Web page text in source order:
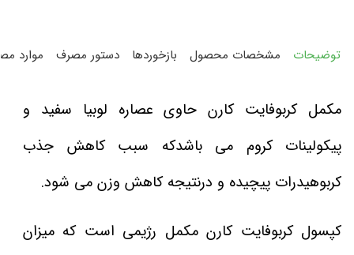
توضیحات مشخصات محصول بازخوردها دستور مصرف موارد
مکمل کربوفایت کارن حاوی عصاره لوبیا سفید و
پیکولینات کروم می باشدکه سبب کاهش جذب
کربوهیدرات پیچیده و درنتیجه کاهش وزن می شود.
کپسول کربوفایت کارن مکمل رژیمی است که میزان